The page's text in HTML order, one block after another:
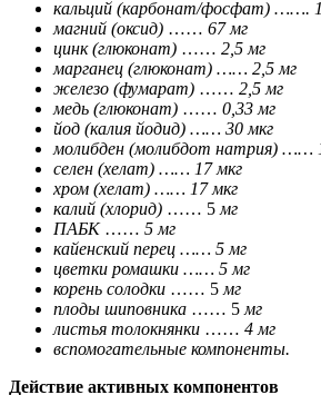
кальций (карбонат/фосфат) ……. 1
магний (оксид) …… 67 мг
цинк (глюконат) …… 2,5 мг
марганец (глюконат) …… 2,5 мг
железо (фумарат) …… 2,5 мг
медь (глюконат) …… 0,33 мг
йод (калия йодид) …… 30 мкг
молибден (молибдот натрия) ……
селен (хелат) …… 17 мкг
хром (хелат) …… 17 мкг
калий (хлорид) …… 5 мг
ПАБК…… 5 мг
кайенский перец …… 5 мг
цветки ромашки …… 5 мг
корень солодки …… 5 мг
плоды шиповника …… 5 мг
листья толокнянки …… 4 мг
вспомогательные компоненты.
Действие активных компонентов